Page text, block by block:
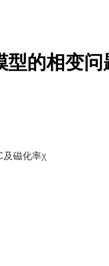
的相变问
及磁化率χ